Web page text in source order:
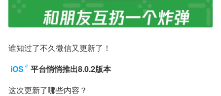
谁知过了不久微信又更新了！
iOS
平台悄悄推出8.0.2版本
这次更新了哪些内容？